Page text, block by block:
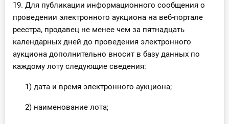
19. Для публикации информационного сообщения о
проведении электронного аукциона на веб-портале
реестра, продавец не менее чем за пятнадцать
календарных дней до проведения электронного
аукциона дополнительно вносит в базу данных по
каждому лоту следующие сведения:
1) дата и время электронного аукциона;
2) наименование лота;